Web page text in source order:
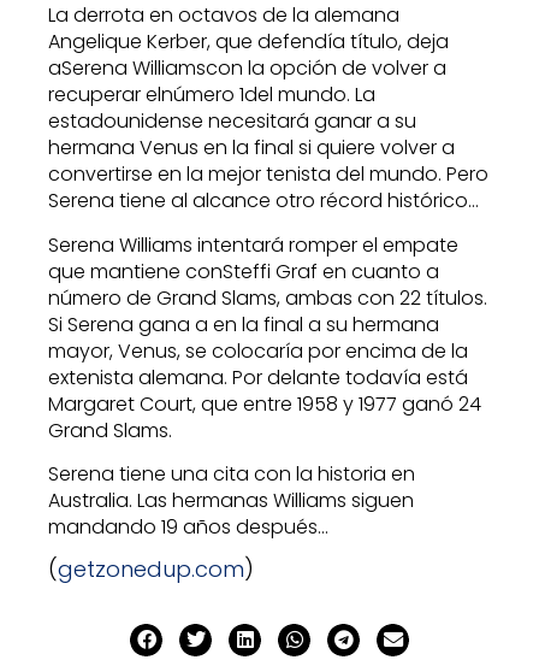
La derrota en octavos de la alemana
Angelique Kerber, que defendía título, deja
aSerena Williamscon la opción de volver a
recuperar elnúmero 1del mundo. La
estadounidense necesitará ganar a su
hermana Venus en la final si quiere volver a
convertirse en la mejor tenista del mundo. Pero
Serena tiene al alcance otro récord histórico…
Serena Williams intentará romper el empate
que mantiene conSteffi Graf en cuanto a
número de Grand Slams, ambas con 22 títulos.
Si Serena gana a en la final a su hermana
mayor, Venus, se colocaría por encima de la
extenista alemana. Por delante todavía está
Margaret Court, que entre 1958 y 1977 ganó 24
Grand Slams.
Serena tiene una cita con la historia en
Australia. Las hermanas Williams siguen
mandando 19 años después…
(getzonedup.com)